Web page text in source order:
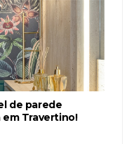
de parede
Travertino!